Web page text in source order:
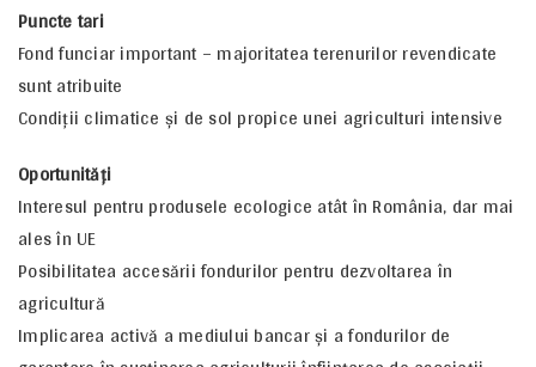
Puncte tari
Fond funciar important – majoritatea terenurilor revendicate
sunt atribuite
Condiţii climatice şi de sol propice unei agriculturi intensive
Oportunităţi
Interesul pentru produsele ecologice atât în România, dar mai
ales în UE
Posibilitatea accesării fondurilor pentru dezvoltarea în
agricultură
Implicarea activă a mediului bancar şi a fondurilor de